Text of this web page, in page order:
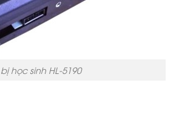
học sinh HL-5190